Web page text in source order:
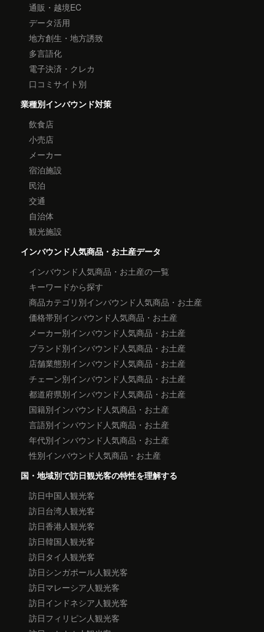
通販・越境EC
データ活用
地方創生・地方誘致
多言語化
電子決済・クレカ
口コミサイト別
業種別インバウンド対策
飲食店
小売店
メーカー
宿泊施設
民泊
交通
自治体
観光施設
インバウンド人気商品・お土産データ
インバウンド人気商品・お土産の一覧
キーワードから探す
商品カテゴリ別インバウンド人気商品・お土産
価格帯別インバウンド人気商品・お土産
メーカー別インバウンド人気商品・お土産
ブランド別インバウンド人気商品・お土産
店舗業態別インバウンド人気商品・お土産
チェーン別インバウンド人気商品・お土産
都道府県別インバウンド人気商品・お土産
国籍別インバウンド人気商品・お土産
言語別インバウンド人気商品・お土産
年代別インバウンド人気商品・お土産
性別インバウンド人気商品・お土産
国・地域別で訪日観光客の特性を理解する
訪日中国人観光客
訪日台湾人観光客
訪日香港人観光客
訪日韓国人観光客
訪日タイ人観光客
訪日シンガポール人観光客
訪日マレーシア人観光客
訪日インドネシア人観光客
訪日フィリピン人観光客